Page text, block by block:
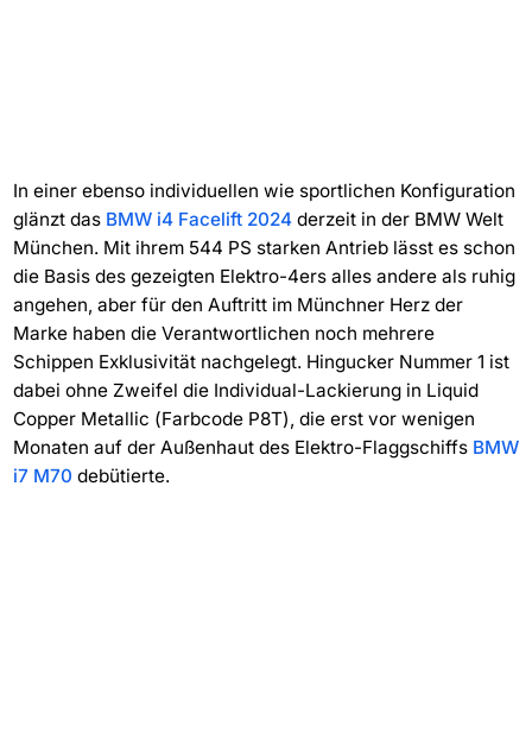
In einer ebenso individuellen wie sportlichen Konfiguration
glänzt das BMW i4 Facelift 2024derzeit in der BMW Welt
München. Mit ihrem 544 PS starken Antrieb lässt es schon
die Basis des gezeigten Elektro-4ers alles andere als ruhig
angehen, aber für den Auftritt im Münchner Herz der
Marke haben die Verantwortlichen noch mehrere
Schippen Exklusivität nachgelegt. Hingucker Nummer 1 ist
dabei ohne Zweifel die Individual-Lackierung in Liquid
Copper Metallic (Farbcode P8T), die erst vor wenigen
Monaten auf der Außenhaut des Elektro-Flaggschiffs BMW
i7 M70 debütierte.